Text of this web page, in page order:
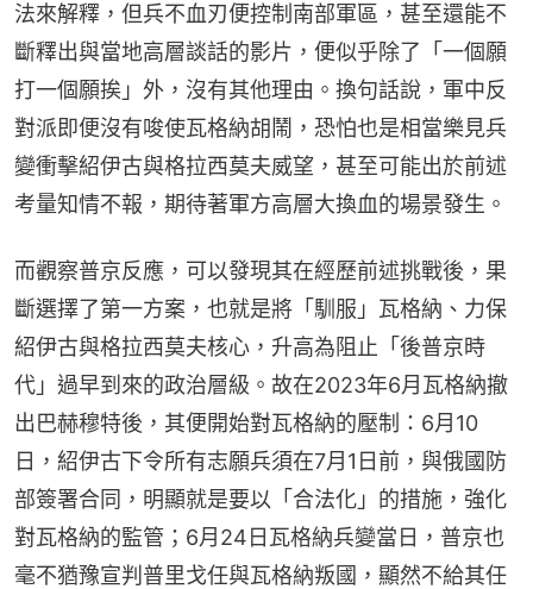
法來解釋，但兵不血刃便控制南部軍區，甚至還能不
斷釋出與當地高層談話的影片，便似乎除了「一個願
打一個願挨」外，沒有其他理由。換句話說，軍中反
對派即便沒有唆使瓦格納胡鬧，恐怕也是相當樂見兵
變衝擊紹伊古與格拉西莫夫威望，甚至可能出於前述
考量知情不報，期待著軍方高層大換血的場景發生。
而觀察普京反應，可以發現其在經歷前述挑戰後，果
斷選擇了第一方案，也就是將「馴服」瓦格納、力保
紹伊古與格拉西莫夫核心，升高為阻止「後普京時
代」過早到來的政治層級。故在2023年6月瓦格納撤
出巴赫穆特後，其便開始對瓦格納的壓制：6月10
日，紹伊古下令所有志願兵須在7月1日前，與俄國防
部簽署合同，明顯就是要以「合法化」的措施，強化
對瓦格納的監管；6月24日瓦格納兵變當日，普京也
毫不猶豫宣判普里戈任與瓦格納叛國，顯然不給其任